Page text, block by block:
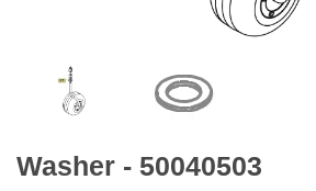
Washer - 50040503